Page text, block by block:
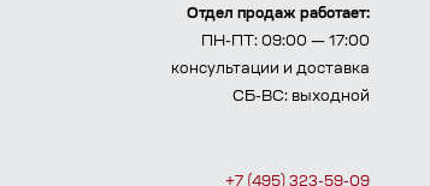
Отдел продаж работает:
ПН-ПТ: 09:00 — 17:00
консультации и доставка
СБ-ВС: выходной
+7 (495) 323-59-09